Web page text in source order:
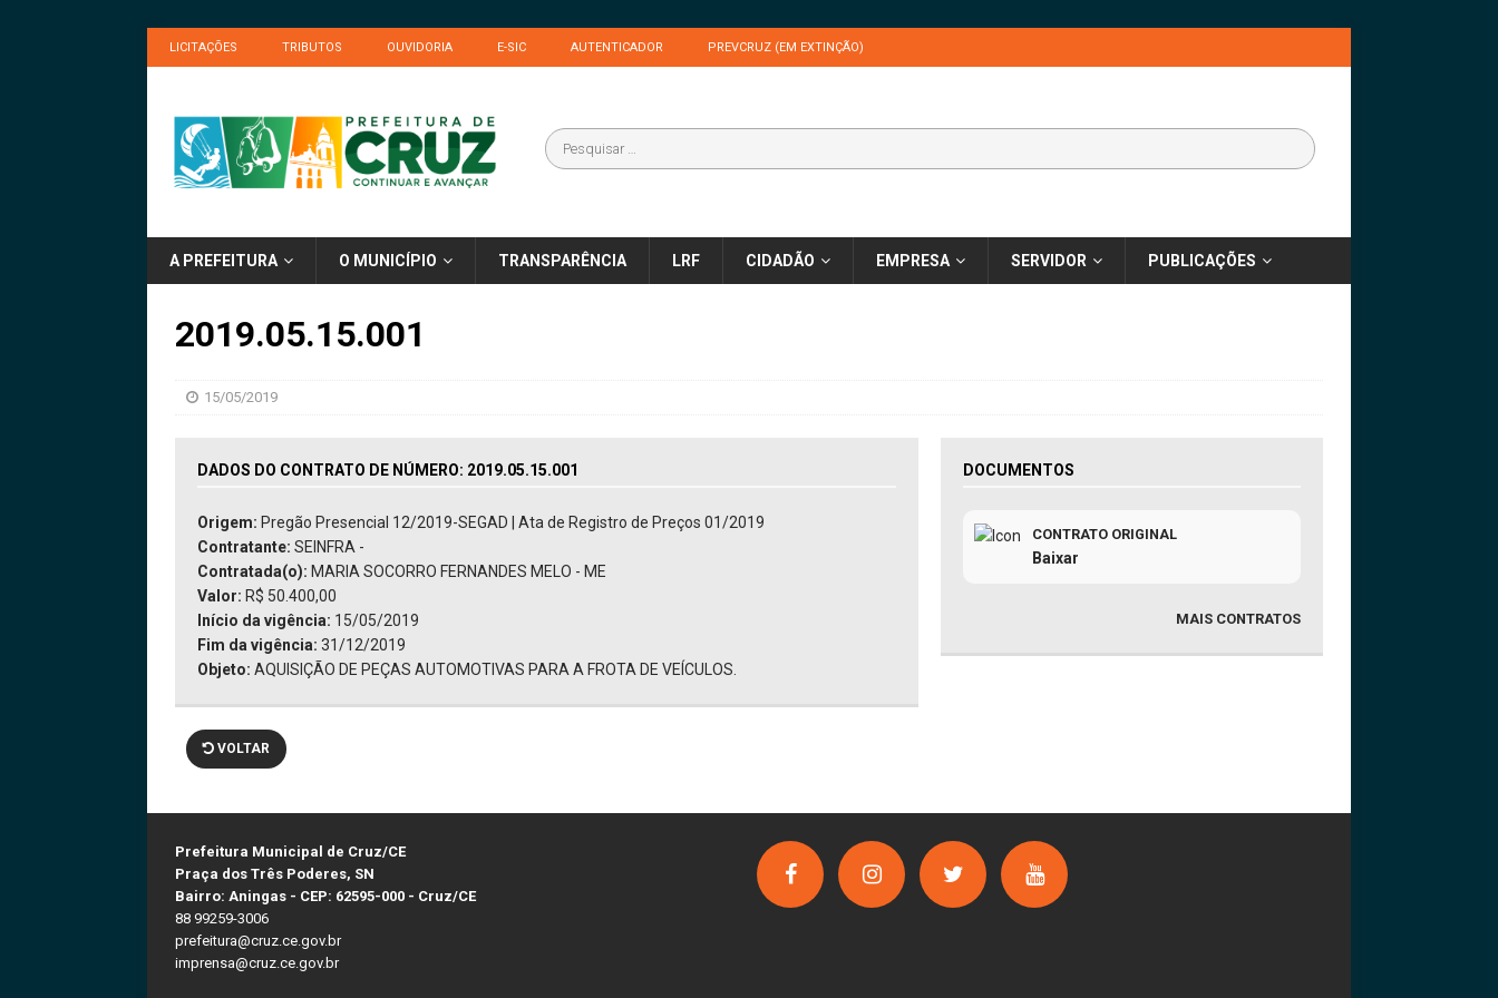
LICITAÇÕES TRIBUTOS OUVIDORIA E-SIC AUTENTICADOR PREVCRUZ (EM EXTINÇÃO)
A PREFEITURA O MUNICÍPIO TRANSPARÊNCIA LRF CIDADÃO EMPRESA SERVIDOR PUBLICAÇÕES
2019.05.15.001
15/05/2019
DADOS DO CONTRATO DE NÚMERO: 2019.05.15.001
Origem: Pregão Presencial 12/2019-SEGAD | Ata de Registro de Preços 01/2019
Contratante: SEINFRA -
Contratada(o): MARIA SOCORRO FERNANDES MELO - ME
Valor: R$ 50.400,00
Início da vigência: 15/05/2019
Fim da vigência: 31/12/2019
Objeto: AQUISIÇÃO DE PEÇAS AUTOMOTIVAS PARA A FROTA DE VEÍCULOS.
DOCUMENTOS
CONTRATO ORIGINAL
Baixar
MAIS CONTRATOS
VOLTAR
Prefeitura Municipal de Cruz/CE
Praça dos Três Poderes, SN
Bairro: Aningas - CEP: 62595-000 - Cruz/CE
88 99259-3006
prefeitura@cruz.ce.gov.br
imprensa@cruz.ce.gov.br